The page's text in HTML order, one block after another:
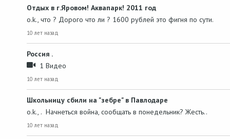
Отдых в г.Яровом! Аквапарк! 2011 год
o.k., что ? Дорого что ли ? 1600 рублей это фигня по сути.
10 лет назад
Россия .
1 Видео
10 лет назад
Школьницу сбили на "зебре" в Павлодаре
o.k., . Начнеться война, сообщать в понедельник? Жесть..
10 лет назад